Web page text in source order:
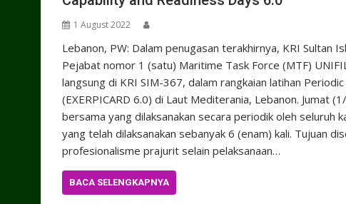
1 August 2022
Lebanon, PW: Dalam penugasan terakhirnya, KRI Sultan
Pejabat nomor 1 (satu) Maritime Task Force (MTF)
langsung di KRI SIM-367, dalam rangkaian latihan
(EXERPICARD 6.0) di Laut Mediterania, Lebanon. Jumat
bersama yang dilaksanakan secara periodik oleh seluruh
yang telah dilaksanakan sebanyak 6 (enam) kali. Tujuan
profesionalisme prajurit selain pelaksanaan…
BACA SELENGKAPNYA